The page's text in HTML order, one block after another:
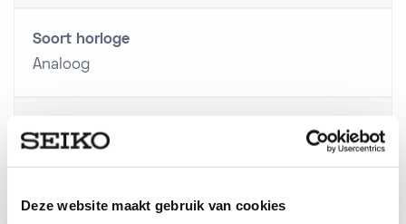
Deze website maakt gebruik van cookies
Soort horloge
Analoog
Soort glas
Saffier glas